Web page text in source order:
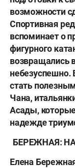
возможности
Спортивная
вспоминает о
фигурного
возвращались
небезуспешно.
стать
Чана,
Асады,
надежде
БЕРЕЖНАЯ:
Елена